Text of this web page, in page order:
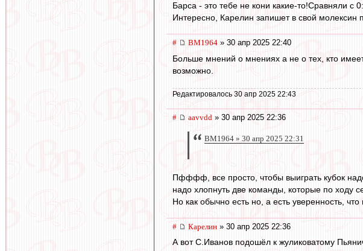
Барса - это тебе не кони какие-то!Сравняли с
Интересно, Карелин запишет в свой молексин
# BM1964 » 30 апр 2025 22:40
Больше мнений о мнениях а не о тех, кто
возможно.
Редактировалось 30 апр 2025 22:43
# aavvdd » 30 апр 2025 22:36
BM1964 » 30 апр 2025 22:31
Пфффф, все просто, чтобы выиграть кубок
надо хлопнуть две команды, которые по ходу
Но как обычно есть но, а есть уверенность,
# Карелин » 30 апр 2025 22:36
А вот С.Иванов подошёл к жуликоватому